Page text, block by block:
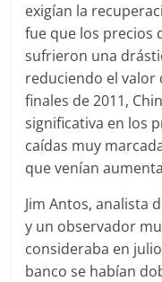
exigían la
fue que los precios
sufrieron una
reduciendo el valor
finales de 2011,
significativa en los
caídas muy
que venían
Jim Antos, analista
y un observador
consideraba en
banco se habían